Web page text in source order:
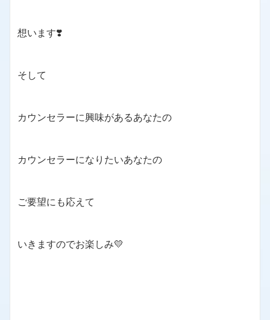
想います❣️
そして
カウンセラーに興味があるあなたの
カウンセラーになりたいあなたの
ご要望にも応えて
いきますのでお楽しみ💛